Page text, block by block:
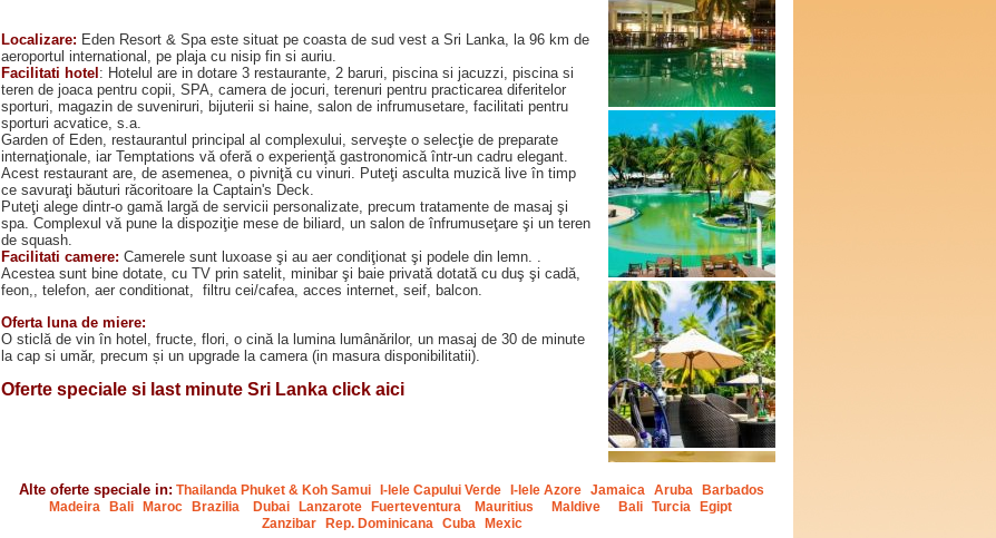
Localizare: Eden Resort & Spa este situat pe coasta de sud vest a Sri Lanka, la 96 km de
aeroportul international, pe plaja cu nisip fin si auriu.
Facilitati hotel : Hotelul are in dotare 3 restaurante, 2 baruri, piscina si jacuzzi, piscina si
teren de joaca pentru copii, SPA, camera de jocuri, terenuri pentru practicarea diferitelor
sporturi, magazin de suveniruri, bijuterii si haine, salon de infrumusetare, facilitati pentru
sporturi acvatice, s.a.
Garden of Eden, restaurantul principal al complexului, serveşte o selecţie de preparate
internaţionale, iar Temptations vă oferă o experienţă gastronomică într-un cadru elegant.
Acest restaurant are, de asemenea, o pivniţă cu vinuri. Puteţi asculta muzică live în timp
ce savuraţi băuturi răcoritoare la Captain's Deck.
Puteţi alege dintr-o gamă largă de servicii personalizate, precum tratamente de masaj şi
spa. Complexul vă pune la dispoziţie mese de biliard, un salon de înfrumuseţare şi un teren
de squash.
Facilitati camere: Camerele sunt luxoase şi au aer condiţionat şi podele din lemn. .
Acestea sunt bine dotate, cu TV prin satelit, minibar şi baie privată dotată cu duş şi cadă,
feon,, telefon, aer conditionat, filtru cei/cafea, acces internet, seif, balcon.
Oferta luna de miere:
O sticlă de vin în hotel , fructe, flori, o cină la lumina lumânărilor, un masaj de 30 de minute
la cap si umăr, precum și un upgrade la camera (in masura disponibilitatii).
Oferte speciale si last minute Sri Lanka click aici
Alte oferte speciale in: Thailanda Phuket & Koh Samui I-lele Capului Verde I-lele Azore Jamaica Aruba
Barbados
Madeira
Bali Maroc Brazilia Dubai Lanzarote Fuerteventura Mauritius Maldive Bali Turcia
Egipt
Zanzibar
Rep. Dominicana Cuba Mexic